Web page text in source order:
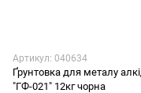
Артикул: 040634
Ґрунтовка для металу
"ГФ-021" 12кг чорна